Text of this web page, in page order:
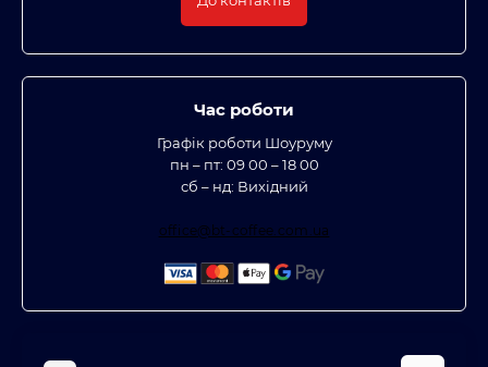
Час роботи
Графік роботи Шоуруму
пн – пт: 09 00 – 18 00
сб – нд: Вихідний
office@bt-coffee.com.ua